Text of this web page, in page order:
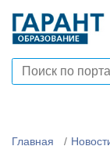
Главная